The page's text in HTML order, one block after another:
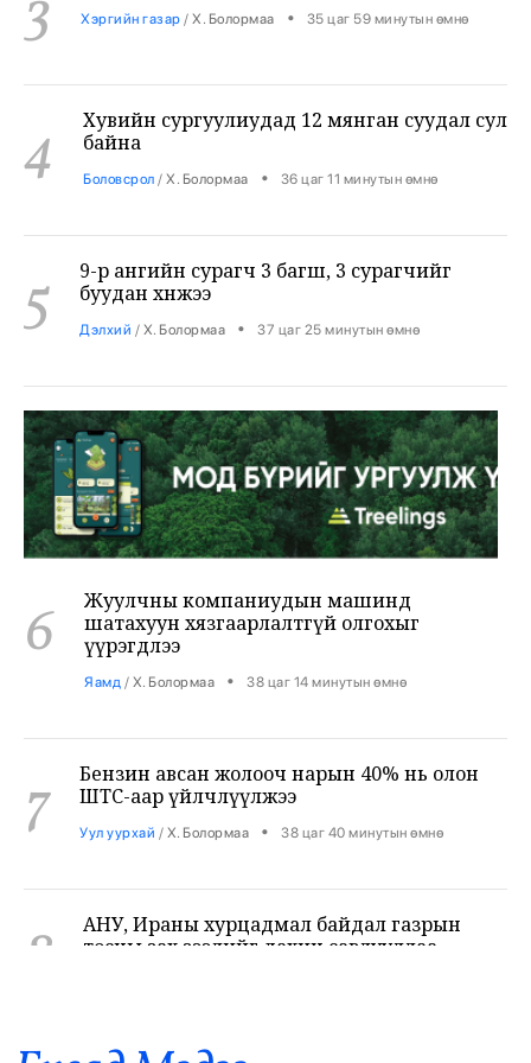
4
байна
Боловсрол /Х. Болормаа • 36 цаг 11 минутын өмнө
5
буудан хөнөөжээ
Дэлхий /Х. Болормаа • 37 цаг 25 минутын өмнө
6
Жуулчны компаниудын машинд
үүрэгдлээ
Яамд /Х. Болормаа • 38 цаг 14 минутын өмнө
7
ШТС-аар үйлчлүүлжээ
Уул уурхай /Х. Болормаа • 38 цаг 40 минутын өмнө
8
тосны зах зээлийг дахин савлууллаа
Дэлхий/Б. Ариунаа • 39 цаг 22 минутын өмнө
үйлчилгээний бүртгэлийг цуцалснаар